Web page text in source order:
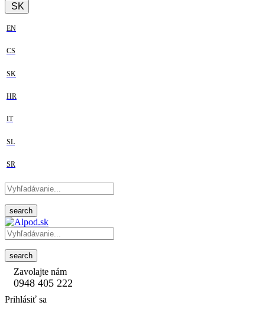
SK
EN
CS
SK
HR
IT
SL
SR
search
search
Zavolajte nám
0948 405 222
Prihlásiť sa